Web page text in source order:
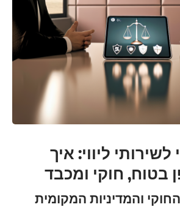
ליווי: איך
בטוח, חוקי ומכבד
והמדיניות המקומית